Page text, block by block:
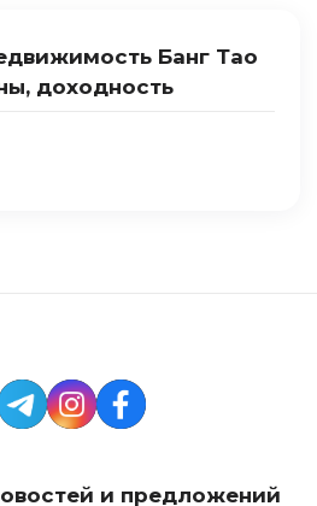
Банг Тао
доходность
и предложений